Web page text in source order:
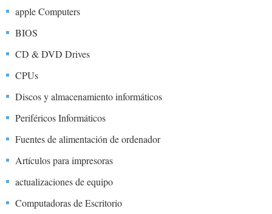
apple Computers
BIOS
CD & DVD Drives
CPUs
Discos y almacenamiento informáticos
Periféricos Informáticos
Fuentes de alimentación de ordenador
Artículos para impresoras
actualizaciones de equipo
Computadoras de Escritorio